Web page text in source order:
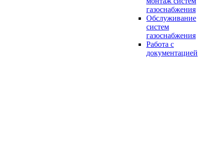
газоснабжения
Обслуживание
систем
газоснабжения
Работа с
документацией